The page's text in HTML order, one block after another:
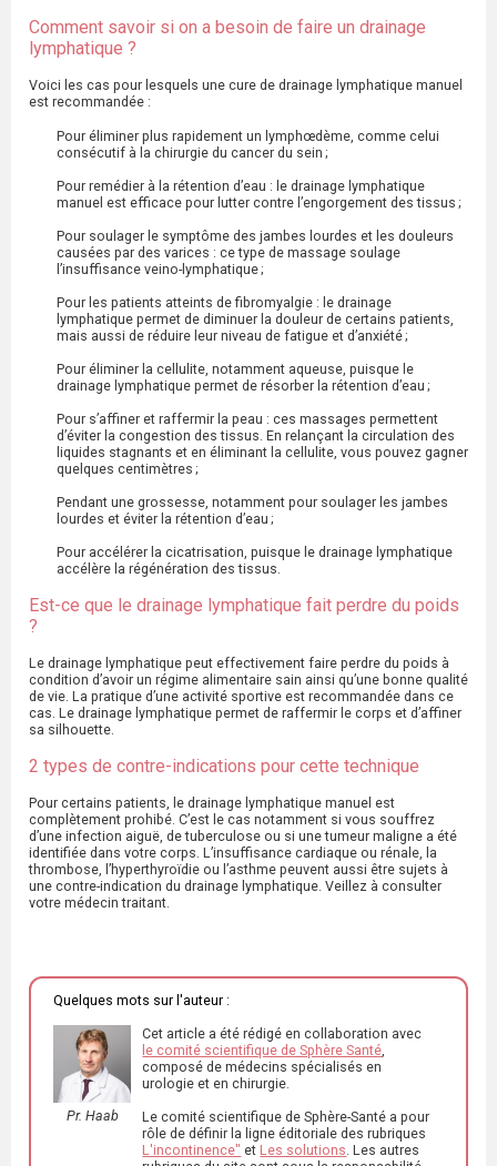
Comment savoir si on a besoin de faire un drainage
lymphatique ?
Voici les cas pour lesquels une cure de drainage lymphatique manuel
est recommandée :
Pour éliminer plus rapidement un lymphœdème, comme celui
consécutif à la chirurgie du cancer du sein ;
Pour remédier à la rétention d’eau : le drainage lymphatique
manuel est efficace pour lutter contre l’engorgement des tissus ;
Pour soulager le symptôme des jambes lourdes et les douleurs
causées par des varices : ce type de massage soulage
l’insuffisance veino-lymphatique ;
Pour les patients atteints de fibromyalgie : le drainage
lymphatique permet de diminuer la douleur de certains patients,
mais aussi de réduire leur niveau de fatigue et d’anxiété ;
Pour éliminer la cellulite, notamment aqueuse, puisque le
drainage lymphatique permet de résorber la rétention d’eau ;
Pour s’affiner et raffermir la peau : ces massages permettent
d’éviter la congestion des tissus. En relançant la circulation des
liquides stagnants et en éliminant la cellulite, vous pouvez gagner
quelques centimètres ;
Pendant une grossesse, notamment pour soulager les jambes
lourdes et éviter la rétention d’eau ;
Pour accélérer la cicatrisation, puisque le drainage lymphatique
accélère la régénération des tissus.
Est-ce que le drainage lymphatique fait perdre du poids
?
Le drainage lymphatique peut effectivement faire perdre du poids à
condition d’avoir un régime alimentaire sain ainsi qu’une bonne qualité
de vie. La pratique d’une activité sportive est recommandée dans ce
cas. Le drainage lymphatique permet de raffermir le corps et d’affiner
sa silhouette.
2 types de contre-indications pour cette technique
Pour certains patients, le drainage lymphatique manuel est
complètement prohibé. C’est le cas notamment si vous souffrez
d’une infection aiguë, de tuberculose ou si une tumeur maligne a été
identifiée dans votre corps. L’insuffisance cardiaque ou rénale, la
thrombose, l’hyperthyroïdie ou l’asthme peuvent aussi être sujets à
une contre-indication du drainage lymphatique. Veillez à consulter
votre médecin traitant.
Quelques mots sur l'auteur :
Pr. Haab
Cet article a été rédigé en collaboration avec
le comité scientifique de Sphère Santé,
composé de médecins spécialisés en
urologie et en chirurgie.
Le comité scientifique de Sphère-Santé a pour
rôle de définir la ligne éditoriale des rubriques
L'incontinence" etLes solutions. Les autres